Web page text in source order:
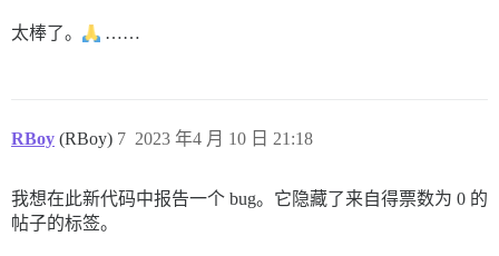
太棒了。 ……
RBoy (RBoy) 2023 年4 月 10 日 21:18
7
我想在此新代码中报告一个 bug。它隐藏了来自得票数为 0 的
帖子的标签。